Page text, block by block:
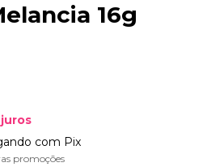
16g
com Pix
promoções